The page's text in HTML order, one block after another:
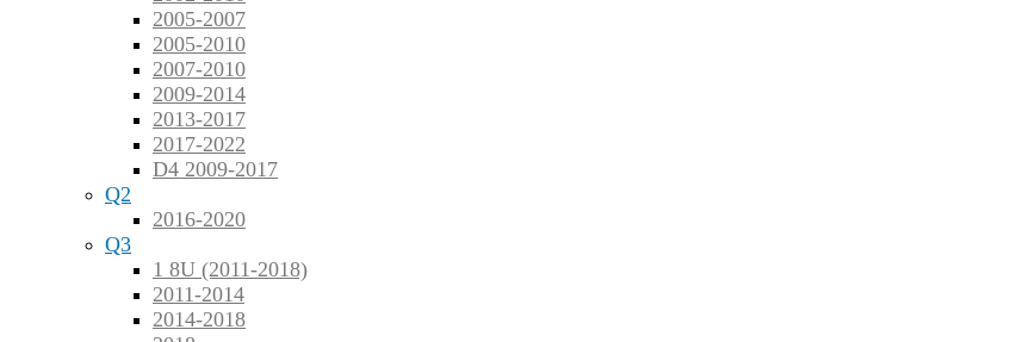
2005-2007
2005-2010
2007-2010
2009-2014
2013-2017
2017-2022
D4 2009-2017
Q2
2016-2020
Q3
1 8U (2011-2018)
2011-2014
2014-2018